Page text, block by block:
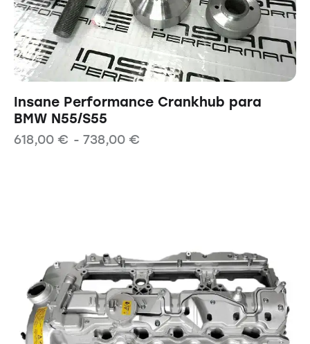
Insane Performance Crankhub para
BMW N55/S55
618,00 € - 738,00 €